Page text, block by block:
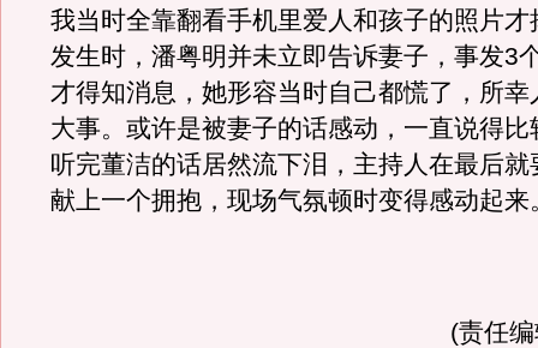
我当时全靠翻看手机里爱人和孩子的照片才
发生时，潘粤明并未立即告诉妻子，事发3
才得知消息，她形容当时自己都慌了，所幸
大事。或许是被妻子的话感动，一直说得比
听完董洁的话居然流下泪，主持人在最后就
献上一个拥抱，现场气氛顿时变得感动起来
(责任